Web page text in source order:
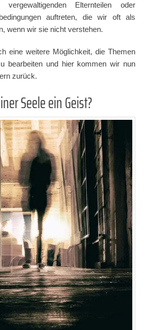
vergewaltigenden Elternteilen oder
auftreten, die wir oft als
wenn wir sie nicht verstehen.
eine weitere Möglichkeit, die Themen
bearbeiten und hier kommen wir nun
zurück.
Seele ein Geist?